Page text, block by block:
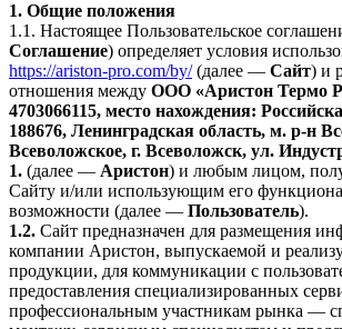
1. Общие положения
1.1. Настоящее Пользовательское
Соглашение) определяет условия
https://ariston-pro.com/by/(далее — Сайт) и
отношения между ООО «Аристон Термо
4703066115, место нахождения:
188676, Ленинградская область, м. р-н
Всеволожское, г. Всеволожск, ул.
1. (далее — Аристон) и любым лицом,
Сайту и/или использующим его
возможности (далее — Пользователь).
1.2. Сайт предназначен для размещения
компании Аристон, выпускаемой и
продукции, для коммуникации с
предоставления специализированных
профессиональным участникам рынка —